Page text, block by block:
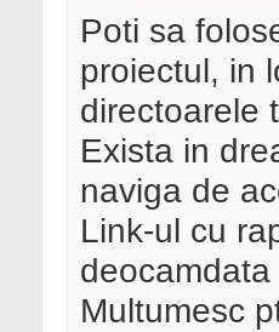
Poti sa
proiectul, in
directoarele
Exista in
naviga de
Link-ul cu
Multumesc